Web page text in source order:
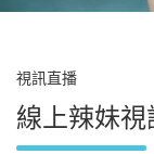
視訊直播
線上辣妹